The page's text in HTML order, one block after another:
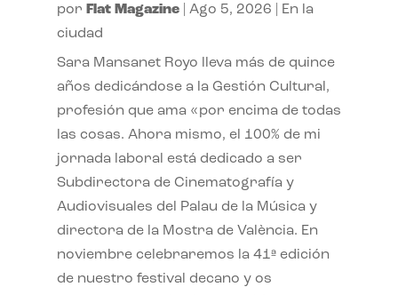
por Flat Magazine| Ago 5, 2026
En la
ciudad
Sara Mansanet Royo lleva más de quince
años dedicándose a la Gestión Cultural,
profesión que ama «por encima de todas
las cosas. Ahora mismo, el 100% de mi
jornada laboral está dedicado a ser
Subdirectora de Cinematografía y
Audiovisuales del Palau de la Música y
directora de la Mostra de València. En
noviembre celebraremos la 41ª edición
de nuestro festival decano y os